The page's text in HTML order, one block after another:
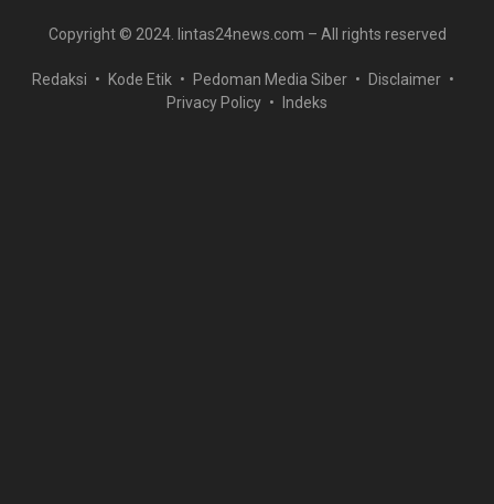
Copyright © 2024. lintas24news.com – All rights reserved
Redaksi Kode Etik Pedoman Media Siber
Disclaimer
Privacy Policy
Indeks